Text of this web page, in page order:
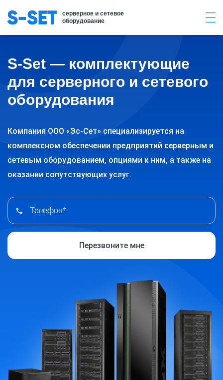
серверное и сетевое
оборудование
S-Set — комплектующие
для серверного и сетевого
оборудования
Компания ООО «Эс-Сет» специализируется на
комплексном обеспечении предприятий серверным и
сетевым оборудованием, опциями к ним, а также на
оказании сопутствующих услуг.
Телефон*
Перезвоните мне